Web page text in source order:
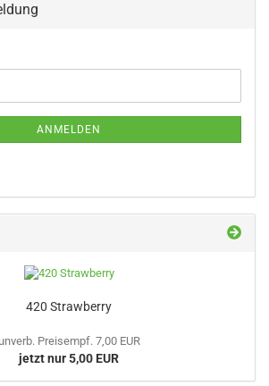
ANMELDEN
420 Strawberry
unverb. Preisempf. 7,00 EUR
jetzt nur 5,00 EUR